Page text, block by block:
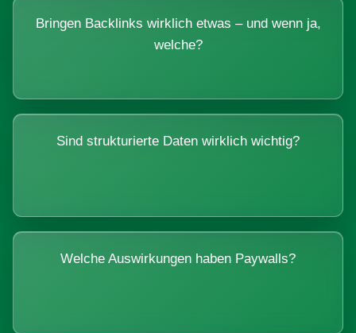
Bringen Backlinks wirklich etwas – und wenn ja,
welche?
Sind strukturierte Daten wirklich wichtig?
Welche Auswirkungen haben Paywalls?